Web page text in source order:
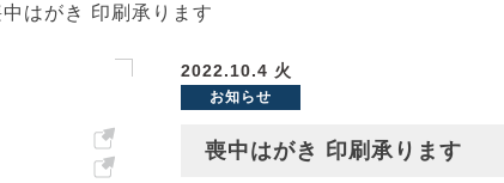
中はがき 印刷承ります
2022.10.4 火
お知らせ
喪中はがき 印刷承ります